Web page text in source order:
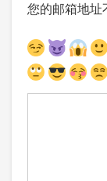
您的邮箱地址